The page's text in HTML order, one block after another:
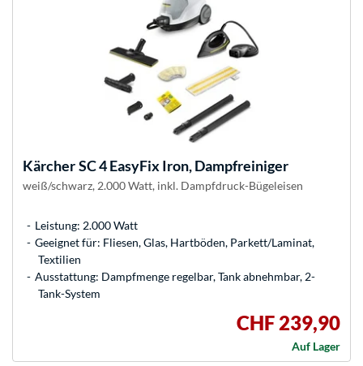
KärcherSC 4 EasyFix Iron, Dampfreiniger
weiß/schwarz, 2.000 Watt, inkl. Dampfdruck-Bügeleisen
Leistung: 2.000 Watt
Geeignet für: Fliesen, Glas, Hartböden, Parkett/Laminat,
Textilien
Ausstattung: Dampfmenge regelbar, Tank abnehmbar, 2-
Tank-System
CHF 239,90
Auf Lager